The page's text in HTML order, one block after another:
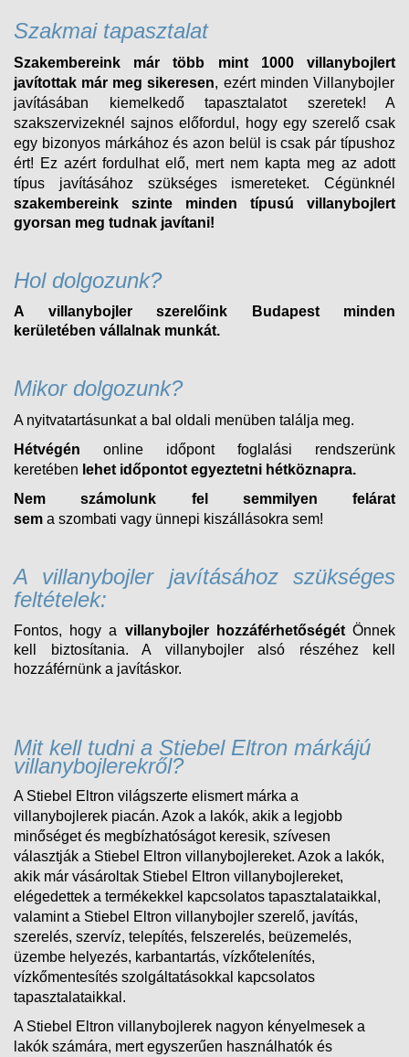
Szakmai tapasztalat
Szakembereink már több mint 1000 villanybojlert
javítottak már meg sikeresen, ezért minden Villanybojler
javításában kiemelkedő tapasztalatot szeretek! A
szakszervizeknél sajnos előfordul, hogy egy szerelő csak
egy bizonyos márkához és azon belül is csak pár típushoz
ért! Ez azért fordulhat elő, mert nem kapta meg az adott
típus javításához szükséges ismereteket. Cégünknél
szakembereink szinte minden típusú villanybojlert
gyorsan meg tudnak javítani!
Hol dolgozunk?
A villanybojler szerelőink Budapest minden
kerületében vállalnak munkát.
Mikor dolgozunk?
A nyitvatartásunkat a bal oldali menüben találja meg.
Hétvégén online időpont foglalási rendszerünk
keretében lehet időpontot egyeztetni hétköznapra.
Nem számolunk fel semmilyen felárat
sem a szombati vagy ünnepi kiszállásokra sem!
A villanybojler javításához szükséges
feltételek:
Fontos, hogy a villanybojler hozzáférhetőségétÖnnek
kell biztosítania. A villanybojler alsó részéhez kell
hozzáférnünk a javításkor.
Mit kell tudni a Stiebel Eltron márkájú
villanybojlerekről?
A Stiebel Eltron világszerte elismert márka a
villanybojlerek piacán. Azok a lakók, akik a legjobb
minőséget és megbízhatóságot keresik, szívesen
választják a Stiebel Eltron villanybojlereket. Azok a lakók,
akik már vásároltak Stiebel Eltron villanybojlereket,
elégedettek a termékekkel kapcsolatos tapasztalataikkal,
valamint a Stiebel Eltron villanybojler szerelő, javítás,
szerelés, szervíz, telepítés, felszerelés, beüzemelés,
üzembe helyezés, karbantartás, vízkőtelenítés,
vízkőmentesítés szolgáltatásokkal kapcsolatos
tapasztalataikkal.
A Stiebel Eltron villanybojlerek nagyon kényelmesek a
lakók számára, mert egyszerűen használhatók és